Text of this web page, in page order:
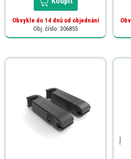
Obvykle do 14 dnů od objednání
Obj. číslo: 306855